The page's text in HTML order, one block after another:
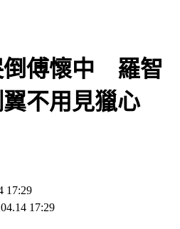
倒傅懷中 羅智
不用見獵心
17:29
17:29